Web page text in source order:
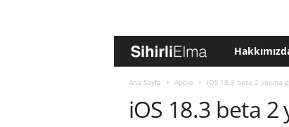
i
h
Ana Sayfa Apple iOS 18.3 beta 2 yayına
iOS 18.3 beta 2